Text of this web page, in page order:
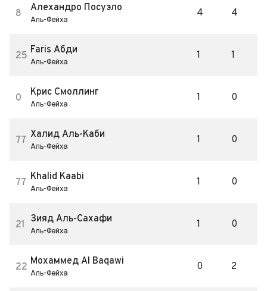
8 Алехандро Посуэло
Аль-Фейха
4 4
25 Faris Абди
Аль-Фейха
1 1
0 Крис Смоллинг
Аль-Фейха
1 0
77 Халид Аль-Каби
Аль-Фейха
1 0
77 Khalid Kaabi
Аль-Фейха
1 0
21 Зияд Аль-Сахафи
Аль-Фейха
1 0
22 Мохаммед Al Baqawi
Аль-Фейха
0 2